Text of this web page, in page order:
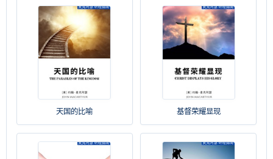
天国的比喻 基督荣耀显现